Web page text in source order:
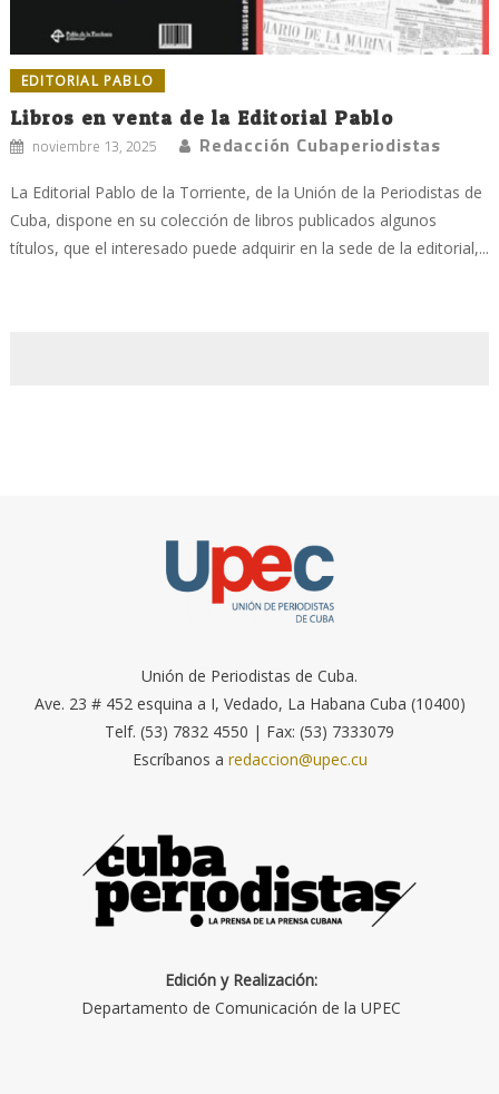
EDITORIAL PABLO
Libros en venta de la Editorial Pablo
noviembre 13, 2025 Redacción Cubaperiodistas
La Editorial Pablo de la Torriente, de la Unión de la Periodistas de
Cuba, dispone en su colección de libros publicados algunos
títulos, que el interesado puede adquirir en la sede de la editorial,...
Unión de Periodistas de Cuba.
Ave. 23 # 452 esquina a I, Vedado, La Habana Cuba (10400)
Telf. (53) 7832 4550 | Fax: (53) 7333079
Escríbanos a redaccion@upec.cu
Edición y Realización:
Departamento de Comunicación de la UPEC